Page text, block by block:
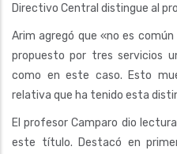
Directivo Central distingue al
Arim agregó que «no es
propuesto por tres servicios
como en este caso. Esto
relativa que ha tenido esta
El profesor Camparo dio
este título. Destacó en